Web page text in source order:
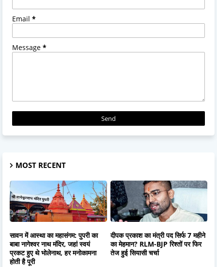
Email *
Message *
MOST RECENT
सावन में आस्था का महासंगम: पुपरी का
बाबा नागेश्वर नाथ मंदिर, जहां स्वयं
प्रकट हुए थे भोलेनाथ, हर मनोकामना
होती है पूरी
दीपक प्रकाश का मंत्री पद सिर्फ 7 महीने
का मेहमान? RLM-BJP रिश्तों पर फिर
तेज हुई सियासी चर्चा